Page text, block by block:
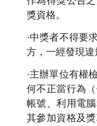
獎資格。
·中獎者不得要
方，一經發現違
·主辦單位有權
何不正當行為
帳號、利用電
其參加資格及